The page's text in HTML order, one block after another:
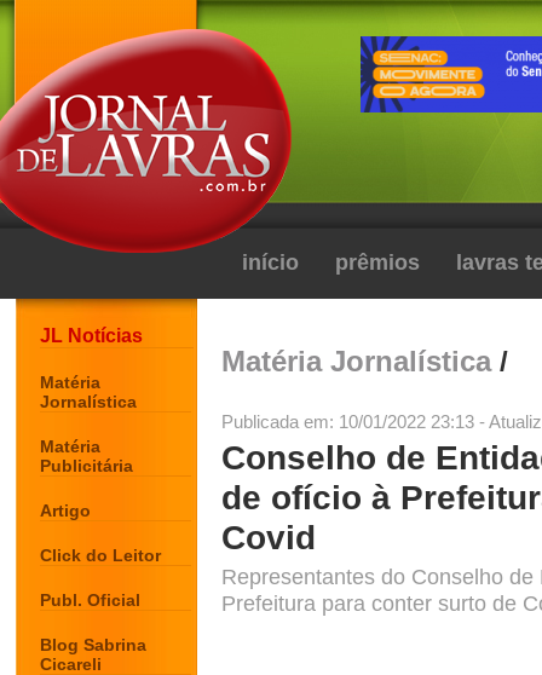
início prêmios lavras
JL Notícias
Matéria
Jornalística
Matéria
Publicitária
Artigo
Click do Leitor
Publ. Oficial
Blog Sabrina
Cicareli
Matéria Jornalística/
Publicada em: 10/01/2022 23:13 -
Conselho de
de ofício à
Covid
Representantes do Conselho
Prefeitura para conter surto de